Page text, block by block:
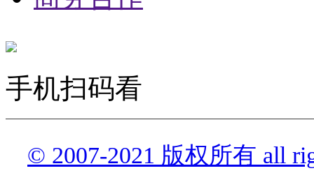
手机扫码看
© 2007-2021 版权所有 all